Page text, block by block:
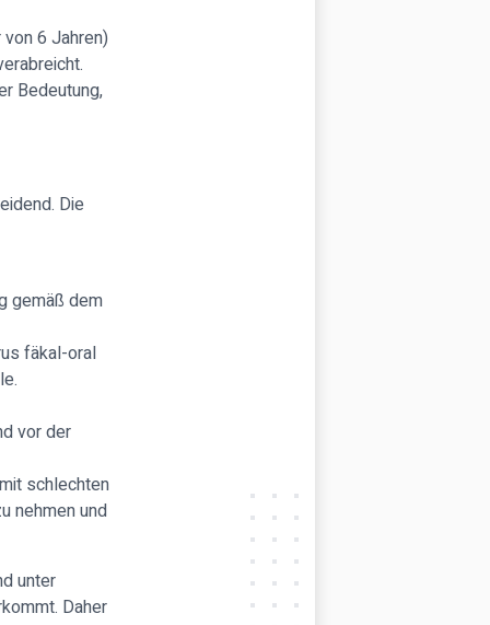
6 Jahren)
Bedeutung,
Die
gemäß dem
fäkal-oral
vor der
schlechten
nehmen und
unter
Daher